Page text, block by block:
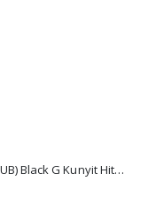
SABUN 2 Layer (SOAP & SCRUB) Black G Kunyit Hitam RnD by Mardi